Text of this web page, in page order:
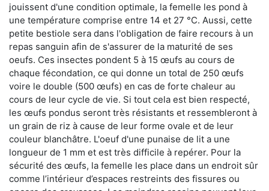
jouissent d'une condition optimale, la femelle les pond à
une température comprise entre 14 et 27 °C. Aussi, cette
petite bestiole sera dans l'obligation de faire recours à un
repas sanguin afin de s'assurer de la maturité de ses
oeufs. Ces insectes pondent 5 à 15 œufs au cours de
chaque fécondation, ce qui donne un total de 250 œufs
voire le double (500 œufs) en cas de forte chaleur au
cours de leur cycle de vie. Si tout cela est bien respecté,
les œufs pondus seront très résistants et ressembleront à
un grain de riz à cause de leur forme ovale et de leur
couleur blanchâtre. L'oeuf d'une punaise de lit a une
longueur de 1 mm et est très difficile à repérer. Pour la
sécurité des œufs, la femelle les place dans un endroit sûr
comme l’intérieur d’espaces restreints des fissures ou